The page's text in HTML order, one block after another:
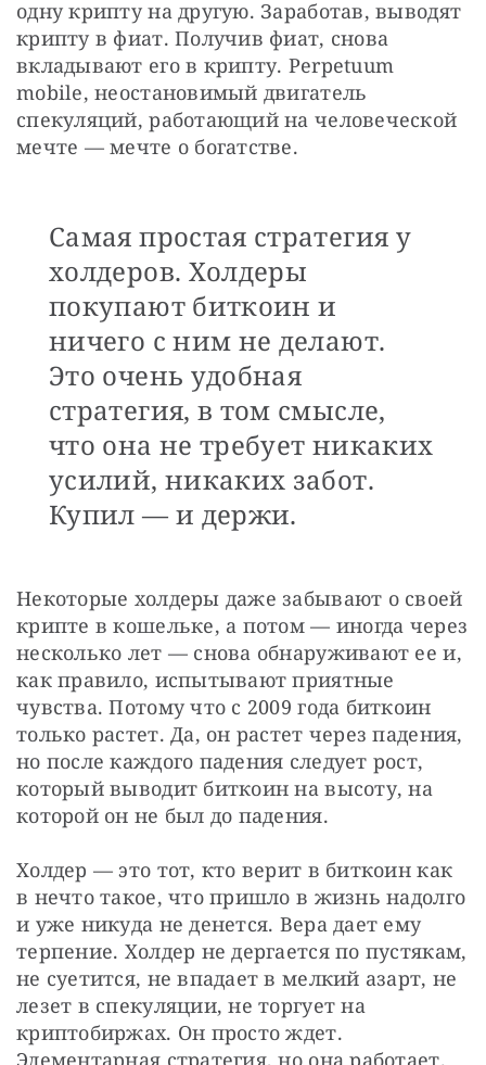
одну крипту на другую. Заработав, выводят
крипту в фиат. Получив фиат, снова
вкладывают его в крипту. Perpetuum
mobile, неостановимый двигатель
спекуляций, работающий на человеческой
мечте — мечте о богатстве.
Самая простая стратегия у
холдеров. Холдеры
покупают биткоин и
ничего с ним не делают.
Это очень удобная
стратегия, в том смысле,
что она не требует никаких
усилий, никаких забот.
Купил — и держи.
Некоторые холдеры даже забывают о своей
крипте в кошельке, а потом — иногда через
несколько лет — снова обнаруживают ее и,
как правило, испытывают приятные
чувства. Потому что с 2009 года биткоин
только растет. Да, он растет через падения,
но после каждого падения следует рост,
который выводит биткоин на высоту, на
которой он не был до падения.
Холдер — это тот, кто верит в биткоин как
в нечто такое, что пришло в жизнь надолго
и уже никуда не денется. Вера дает ему
терпение. Холдер не дергается по пустякам,
не суетится, не впадает в мелкий азарт, не
лезет в спекуляции, не торгует на
криптобиржах. Он просто ждет.
Элементарная стратегия, но она работает.